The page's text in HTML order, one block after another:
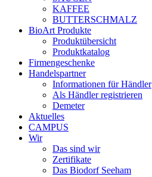
KAFFEE
BUTTERSCHMALZ
BioArt Produkte
Produktübersicht
Produktkatalog
Firmengeschenke
Handelspartner
Informationen für Händler
Als Händler registrieren
Demeter
Aktuelles
CAMPUS
Wir
Das sind wir
Zertifikate
Das Biodorf Seeham